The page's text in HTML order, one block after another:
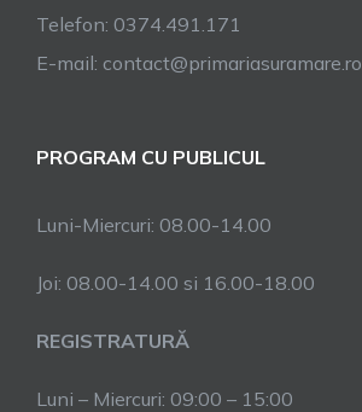
Telefon: 0374.491.171
E-mail: contact@primariasuramare.ro
PROGRAM CU PUBLICUL
Luni-Miercuri: 08.00-14.00
Joi: 08.00-14.00 si 16.00-18.00
REGISTRATURĂ
Luni – Miercuri: 09:00 – 15:00